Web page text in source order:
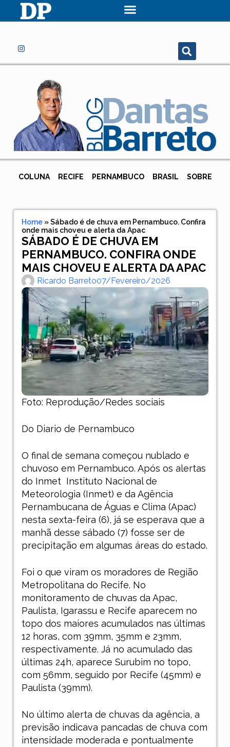
COLUNA RECIFE PERNAMBUCO BRASIL SOBRE
Home»Sábado é de chuva em Pernambuco. Confira
onde mais choveu e alerta da Apac
SÁBADO É DE CHUVA EM
PERNAMBUCO. CONFIRA ONDE
MAIS CHOVEU E ALERTA DA APAC
Ricardo Barreto07/fevereiro/2026
Foto: Reprodução/Redes sociais
Do Diario de Pernambuco
O final de semana começou nublado e
chuvoso em Pernambuco. Após os alertas
do Inmet Instituto Nacional de
Meteorologia (Inmet) e da Agência
Pernambucana de Águas e Clima (Apac)
nesta sexta-feira (6), já se esperava que a
manhã desse sábado (7) fosse ser de
precipitação em algumas áreas do estado.
Foi o que viram os moradores de Região
Metropolitana do Recife. No
monitoramento de chuvas da Apac,
Paulista, Igarassu e Recife aparecem no
topo dos maiores acumulados nas últimas
12 horas, com 39mm, 35mm e 23mm,
respectivamente. Já no acumulado das
últimas 24h, aparece Surubim no topo,
com 56mm, seguido por Recife (45mm) e
Paulista (39mm).
No último alerta de chuvas da agência, a
previsão indicava pancadas de chuva com
intensidade moderada e pontualmente